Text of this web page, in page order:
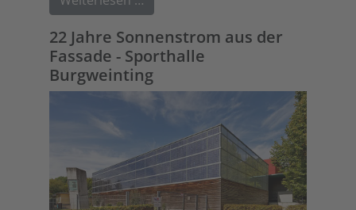
22 Jahre Sonnenstrom aus der
Fassade - Sporthalle
Burgweinting